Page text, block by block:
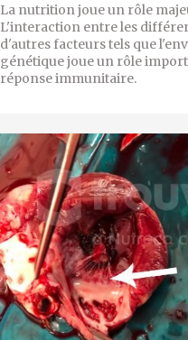
La nutrition joue un rôle
L'interaction entre les
d'autres facteurs tels que
génétique joue un rôle
réponse immunitaire.